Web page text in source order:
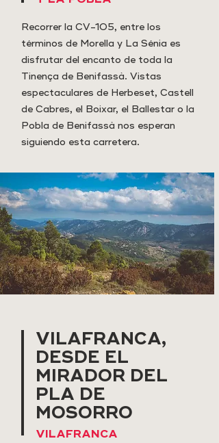
Recorrer la CV-105, entre los
términos de Morella y La Sénia es
disfrutar del encanto de toda la
Tinença de Benifassà. Vistas
espectaculares de Herbeset, Castell
de Cabres, el Boixar, el Ballestar o la
Pobla de Benifassà nos esperan
siguiendo esta carretera.
VILAFRANCA,
DESDE EL
MIRADOR DEL
PLA DE
MOSORRO
VILAFRANCA